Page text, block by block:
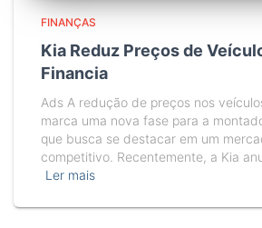
FINANÇAS
Kia Reduz Preços de
Financia
Ads A redução de preços nos
marca uma nova fase para a
que busca se destacar em um
competitivo. Recentemente, a Kia
Ler mais